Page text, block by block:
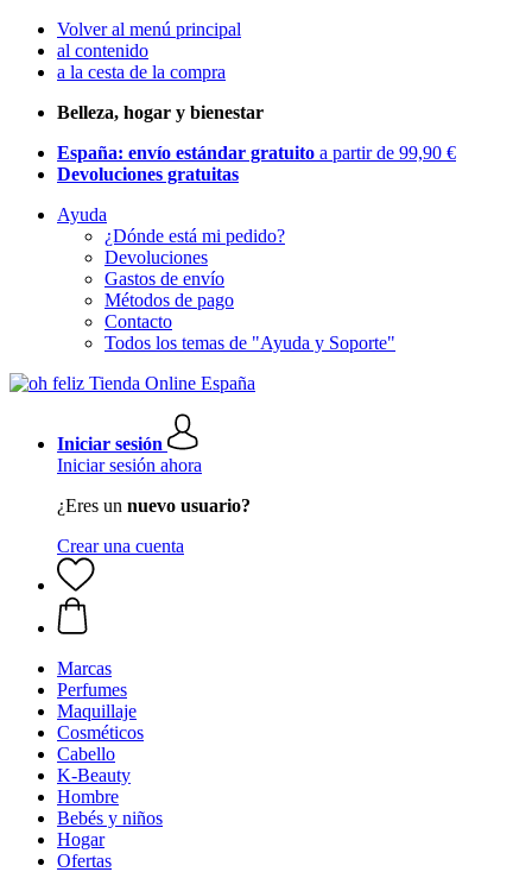
Volver al menú principal
al contenido
a la cesta de la compra
Belleza, hogar y bienestar
España: envío estándar gratuito a partir de 99,90 €
Devoluciones gratuitas
Ayuda
¿Dónde está mi pedido?
Devoluciones
Gastos de envío
Métodos de pago
Contacto
Todos los temas de "Ayuda y Soporte"
Iniciar sesión
Iniciar sesión ahora
¿Eres un nuevo usuario?
Crear una cuenta
Marcas
Perfumes
Maquillaje
Cosméticos
Cabello
K-Beauty
Hombre
Bebés y niños
Hogar
Ofertas